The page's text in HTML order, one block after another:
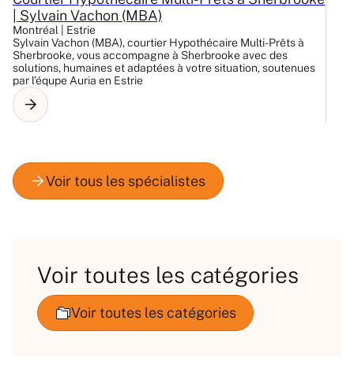
| Sylvain Vachon (MBA)
Montréal | Estrie
Sylvain Vachon (MBA), courtier Hypothécaire Multi-Prêts à
Sherbrooke, vous accompagne à Sherbrooke avec des
solutions, humaines et adaptées à votre situation, soutenues
par l’équpe Auria en Estrie
Voir toutes les catégories